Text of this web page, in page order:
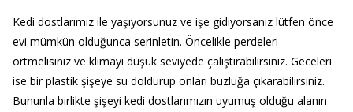
Kedi dostlarımız ile yaşıyorsunuz ve işe gidiyorsanız lütfen önce
evi mümkün olduğunca serinletin. Öncelikle perdeleri
örtmelisiniz ve klimayı düşük seviyede çalıştırabilirsiniz. Geceleri
ise bir plastik şişeye su doldurup onları buzluğa çıkarabilirsiniz.
Bununla birlikte şişeyi kedi dostlarımızın uyumuş olduğu alanın